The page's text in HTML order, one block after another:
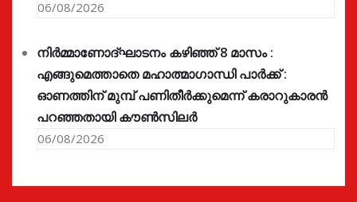
06/08/2026
നിർമ്മാണോദ്ഘാടനം കഴിഞ്ഞ് 8 മാസം :
എങ്ങുമെത്താതെ മഹാത്മാഗാന്ധി പാർക്ക് :
ഓണത്തിന് മുമ്പ് പണിതീർക്കുമെന്ന് കരാറുകാരൻ
പറഞ്ഞതായി കൗൺസിലർ
06/08/2026